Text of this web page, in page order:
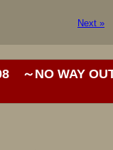
Next »
～NO WAY